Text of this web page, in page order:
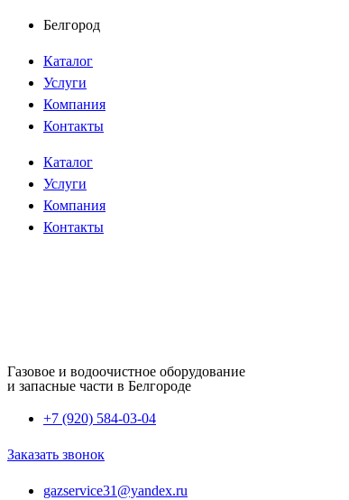
Перейти
содержимому
Белгород
Каталог
Услуги
Компания
Контакты
Каталог
Услуги
Компания
Контакты
Газовое и водоочистное оборудование
и запасные части в Белгороде
+7 (920) 584-03-04
Заказать звонок
gazservice31@yandex.ru